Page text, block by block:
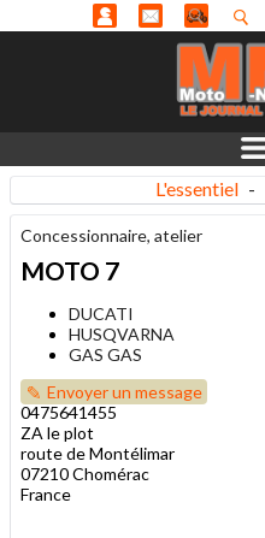
L'essentiel -
Concessionnaire, atelier
MOTO 7
DUCATI
HUSQVARNA
GAS GAS
Envoyer un message
0475641455
ZA le plot
route de Montélimar
07210 Chomérac
France